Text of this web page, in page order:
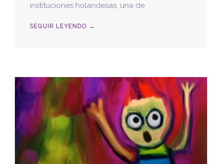
instituciones holandesas, una de
SEGUIR LEYENDO →